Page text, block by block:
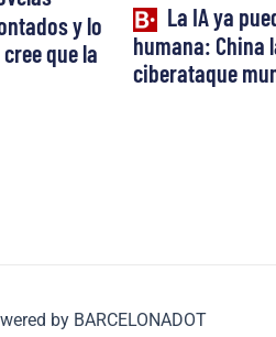
y lo
que la
La IA ya
humana: China
ciberataque
by BARCELONADOT